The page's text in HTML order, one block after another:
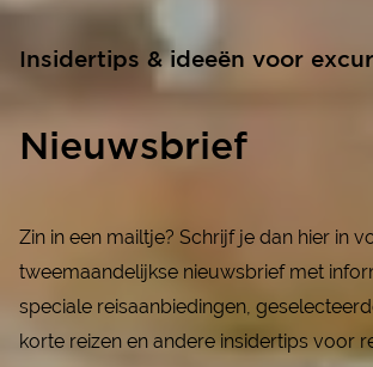
Insidertips & ideeën voor
Nieuwsbrief
Zin in een mailtje? Schrijf je dan hier in
tweemaandelijkse nieuwsbrief met
speciale reisaanbiedingen,
korte reizen en andere insidertips voor